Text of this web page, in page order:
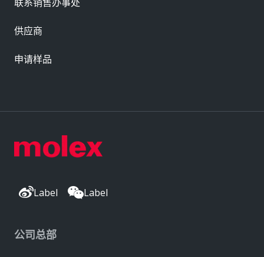
Label Label
公司总部
供应商
申请样品